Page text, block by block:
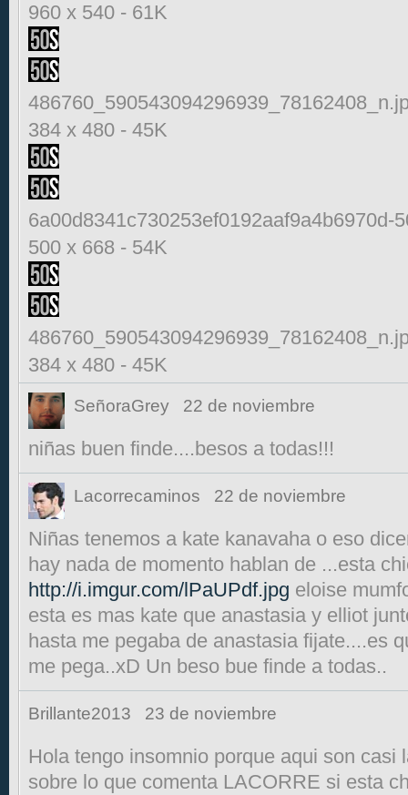
960 x 540 - 61K
384 x 480 - 45K
6a00d8341c730253ef0192aaf9a4b6970d-
500 x 668 - 54K
384 x 480 - 45K
SeñoraGrey 22 de noviembre
niñas buen finde....besos a todas!!!
Lacorrecaminos 22 de noviembre
Niñas tenemos a kate kanavaha o eso
hay nada de momento hablan de ...esta
http://i.imgur.com/lPaUPdf.jpg eloise
esta es mas kate que anastasia y elliot
hasta me pegaba de anastasia fijate....es
me pega..xD Un beso bue finde a todas..
Brillante2013 23 de noviembre
Hola tengo insomnio porque aqui son casi
sobre lo que comenta LACORRE si esta